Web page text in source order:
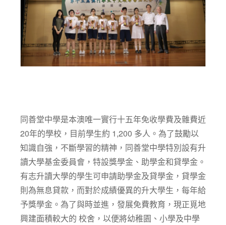
同善堂中學是本澳唯一實行十五年免收學費及雜費近
20年的學校，目前學生約 1,200 多人。為了鼓勵以
知識自強，不斷學習的精神，同善堂中學特別設有升
讀大學基金委員會，特設獎學金、助學金和貸學金。
有志升讀大學的學生可申請助學金及貸學金，貸學金
則為無息貸款，而對於成績優異的升大學生，每年給
予獎學金。為了與時並進，發展免費教育，現正覓地
興建面積較大的 校舍，以便將幼稚園、小學及中學